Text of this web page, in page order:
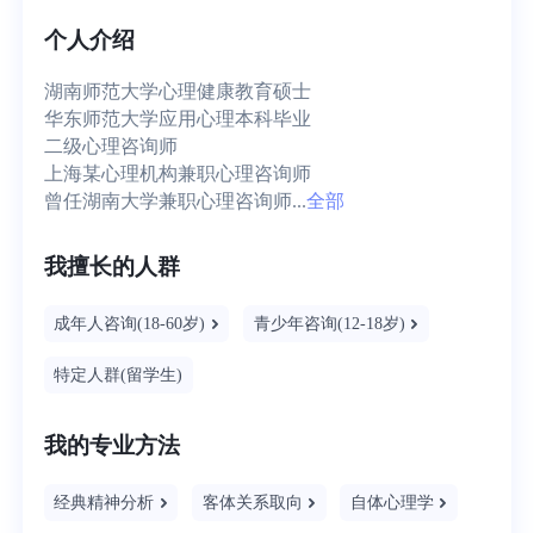
个人介绍
湖南师范大学心理健康教育硕士
华东师范大学应用心理本科毕业
二级心理咨询师
上海某心理机构兼职心理咨询师
曾任湖南大学兼职心理咨询师...全部
我擅长的人群
成年人咨询(18-60岁) 青少年咨询(12-18岁)
特定人群(留学生)
我的专业方法
经典精神分析 客体关系取向 自体心理学